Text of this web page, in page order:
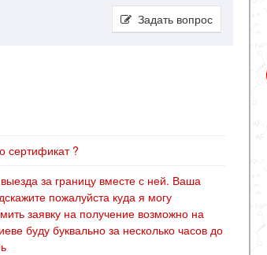
Задать вопрос
сертификат ?
за границу вместе с ней. Ваша
пожалуйста куда я могу
заявку на получение возможно на
буду буквально за несколько часов до